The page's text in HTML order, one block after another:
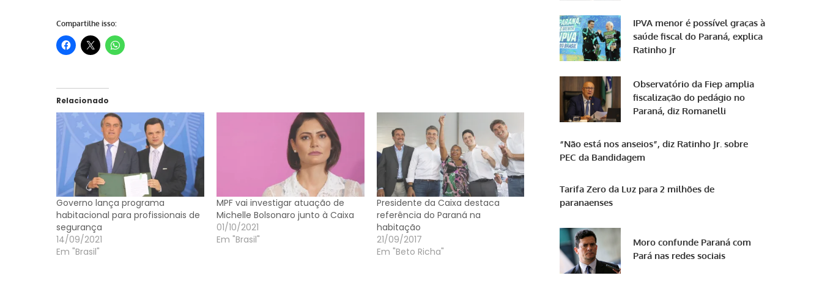
Compartilhe isso:
Relacionado
Governo lança programa
habitacional para profissionais de
segurança
14/09/2021
Em "Brasil"
MPF vai investigar atuação de
Michelle Bolsonaro junto à Caixa
01/10/2021
Em "Brasil"
Presidente da Caixa destaca
referência do Paraná na
habitação
21/09/2017
Em "Beto Richa"
IPVA menor é possível graças à
saúde fiscal do Paraná, explica
Ratinho Jr
Observatório da Fiep amplia
fiscalização do pedágio no
Paraná, diz Romanelli
“Não está nos anseios”, diz Ratinho Jr. sobre
PEC da Bandidagem
Tarifa Zero da Luz para 2 milhões de
paranaenses
Moro confunde Paraná com
Pará nas redes sociais